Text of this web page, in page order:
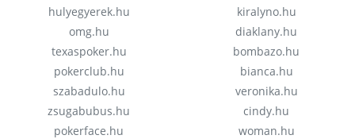
hulyegyerek.hu
omg.hu
texaspoker.hu
pokerclub.hu
szabadulo.hu
zsugabubus.hu
pokerface.hu
kiralyno.hu
diaklany.hu
bombazo.hu
bianca.hu
veronika.hu
cindy.hu
woman.hu